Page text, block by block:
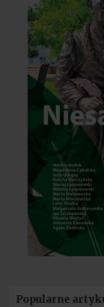
Popularne